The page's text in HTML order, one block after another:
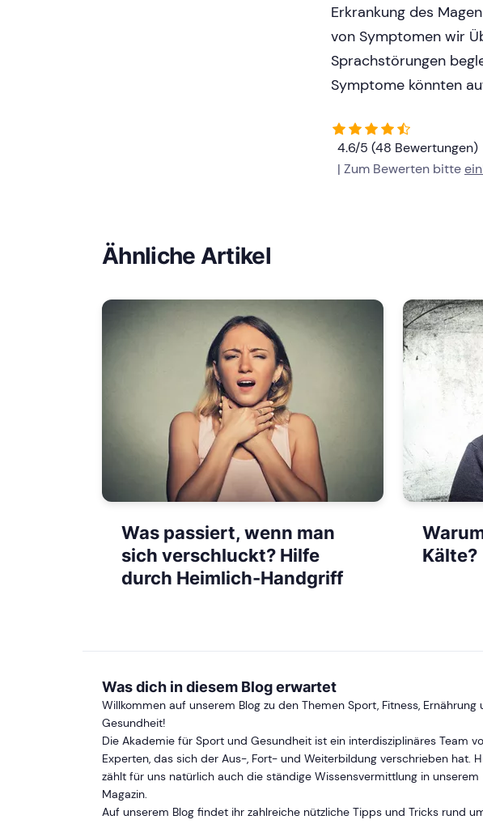
Erkrankung des
von Symptomen wir
Sprachstörungen
Symptome könnten
4.6/5 (48 Bewertungen)
| Zum Bewerten bitte
Ähnliche Artikel
Was passiert, wenn man
sich verschluckt? Hilfe
durch Heimlich-Handgriff
Kälte?
Was dich in diesem Blog erwartet
Willkommen auf unserem Blog zu den Themen Sport, Fitness, Ernährung
Gesundheit!
Die Akademie für Sport und Gesundheit ist ein interdisziplinäres Team
Experten, das sich der Aus-, Fort- und Weiterbildung verschrieben hat.
zählt für uns natürlich auch die ständige Wissensvermittlung in unserem
Magazin.
Auf unserem Blog findet ihr zahlreiche nützliche Tipps und Tricks rund